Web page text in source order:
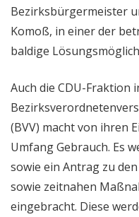
Bezirksbürgermeister
Komoß, in einer der
baldige
Auch die CDU-Fraktion
(BVV) macht von ihren
Umfang Gebrauch. Es
sowie ein Antrag zu
sowie zeitnahen
eingebracht. Diese